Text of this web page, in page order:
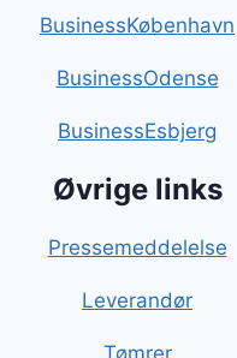
BusinessKøbenhavn
BusinessOdense
BusinessEsbjerg
Øvrige links
Pressemeddelelse
Leverandør